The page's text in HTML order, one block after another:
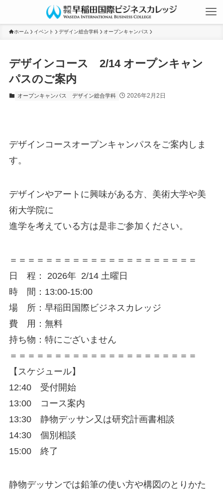
ホーム イベント デザイン総合学科 オープンキャンパス
デザインコース 2/14 オープンキャン
パスのご案内
オープンキャンパス デザイン総合学科 2026年2月2日
デザインコースオープンキャンパスをご案内しま
す。
デザインやアートに興味がある方、美術大学や美
術大学院に
進学を考えている方は是非ご参加ください。
＝＝＝＝＝＝＝＝＝＝＝＝＝＝＝＝＝＝＝＝＝
日 程： 2026年 2/14 土曜日
時 間：13:00-15:00
場 所：早稲田国際ビジネスカレッジ
費 用：無料
持ち物：特にございません
＝＝＝＝＝＝＝＝＝＝＝＝＝＝＝＝＝＝＝＝＝
【スケジュール】
12:40 受付開始
13:00 コース案内
13:30 静物デッサン又は研究計画書相談
14:30 個別相談
15:00 終了
静物デッサンでは鉛筆の使い方や構図のとりかた